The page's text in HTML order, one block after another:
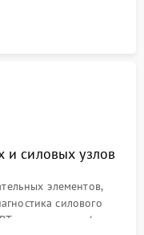
платам, катушкам
и силовых узлов
элементов,
силового
транзисторов (для